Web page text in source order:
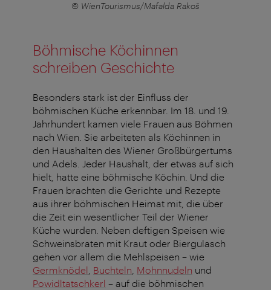
© WienTourismus/Mafalda Rakoš
Böhmische Köchinnen
schreiben Geschichte
Besonders stark ist der Einfluss der
böhmischen Küche erkennbar. Im 18. und 19.
Jahrhundert kamen viele Frauen aus Böhmen
nach Wien. Sie arbeiteten als Köchinnen in
den Haushalten des Wiener Großbürgertums
und Adels. Jeder Haushalt, der etwas auf sich
hielt, hatte eine böhmische Köchin. Und die
Frauen brachten die Gerichte und Rezepte
aus ihrer böhmischen Heimat mit, die über
die Zeit ein wesentlicher Teil der Wiener
Küche wurden. Neben deftigen Speisen wie
Schweinsbraten mit Kraut oder Biergulasch
gehen vor allem die Mehlspeisen – wie
Germknödel Buchteln Mohnnudeln und
Powidltatschkerl – auf die böhmischen